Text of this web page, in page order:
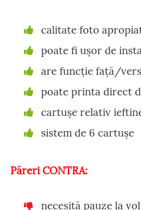
calitate foto
poate fi ușor de
are funcție față/
poate printa direct
cartușe relativ
sistem de 6 cartușe
Păreri CONTRA:
necesită pauze la